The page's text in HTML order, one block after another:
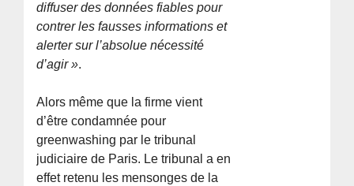
diffuser des données fiables pour
contrer les fausses informations et
alerter sur l’absolue nécessité
d’agir ».
Alors même que la firme vient
d’être condamnée pour
greenwashing par le tribunal
judiciaire de Paris. Le tribunal a en
effet retenu les mensonges de la